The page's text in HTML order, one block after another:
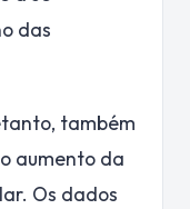
das
também
aumento da
Os dados